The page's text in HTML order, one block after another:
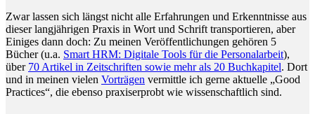
Zwar lassen sich längst nicht alle Erfahrungen und Erkenntnisse aus
dieser langjährigen Praxis in Wort und Schrift transportieren, aber
Einiges dann doch: Zu meinen Veröffentlichungen gehören 5
Bücher (u.a. Smart HRM: Digitale Tools für die Personalarbeit),
über 70 Artikel in Zeitschriften sowie mehr als 20 Buchkapitel. Dort
und in meinen vielen Vorträgen vermittle ich gerne aktuelle „Good
Practices“, die ebenso praxiserprobt wie wissenschaftlich sind.